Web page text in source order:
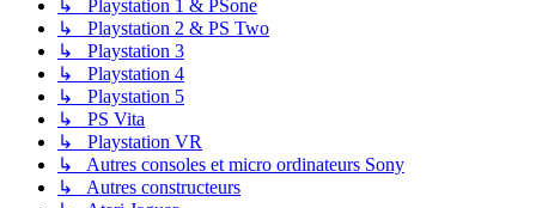
↳ Playstation 1 & PSone
↳ Playstation 2 & PS Two
↳ Playstation 3
↳ Playstation 4
↳ Playstation 5
↳ PS Vita
↳ Playstation VR
↳ Autres consoles et micro ordinateurs Sony
↳ Autres constructeurs